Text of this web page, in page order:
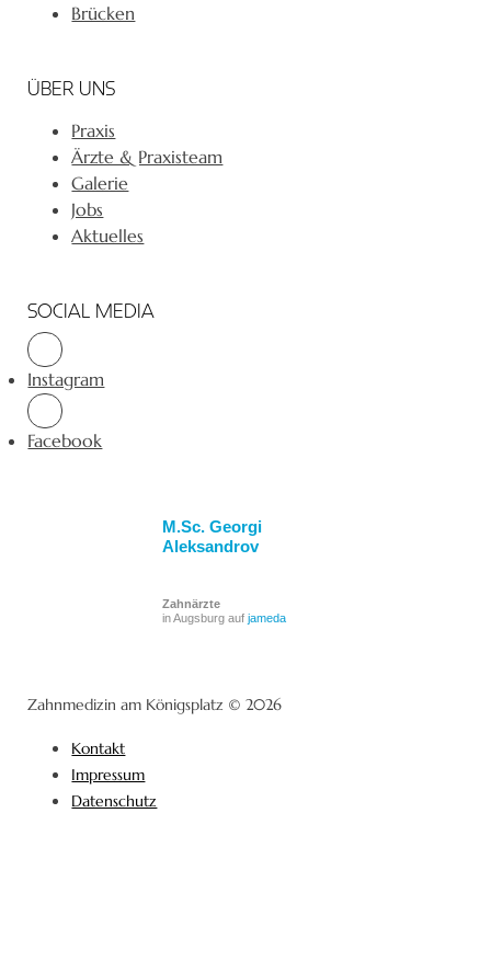
Brücken
ÜBER UNS
Praxis
Ärzte & Praxisteam
Galerie
Jobs
Aktuelles
SOCIAL MEDIA
Instagram
Facebook
M.Sc. Georgi
Aleksandrov
Zahnärzte
in Augsburg aufjameda
Zahnmedizin am Königsplatz © 2026
Kontakt
Impressum
Datenschutz